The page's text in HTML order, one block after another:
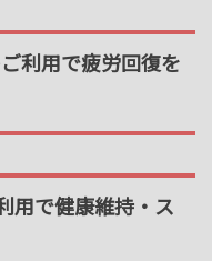
利用で疲労回復を
用で健康維持・ス